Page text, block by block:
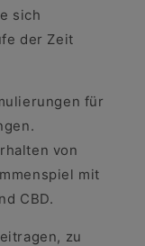
sich
der Zeit
für
von
mit
CBD.
zu